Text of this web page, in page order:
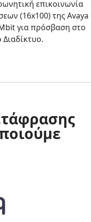
επικοινωνία
(16x100) της Avaya
για πρόσβαση στο